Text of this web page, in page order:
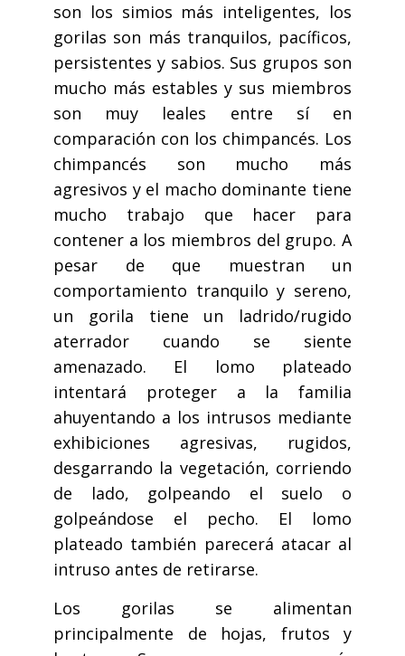
son los simios más inteligentes, los
gorilas son más tranquilos, pacíficos,
persistentes y sabios. Sus grupos son
mucho más estables y sus miembros
son muy leales entre sí en
comparación con los chimpancés. Los
chimpancés son mucho más
agresivos y el macho dominante tiene
mucho trabajo que hacer para
contener a los miembros del grupo. A
pesar de que muestran un
comportamiento tranquilo y sereno,
un gorila tiene un ladrido/rugido
aterrador cuando se siente
amenazado. El lomo plateado
intentará proteger a la familia
ahuyentando a los intrusos mediante
exhibiciones agresivas, rugidos,
desgarrando la vegetación, corriendo
de lado, golpeando el suelo o
golpeándose el pecho. El lomo
plateado también parecerá atacar al
intruso antes de retirarse.
Los gorilas se alimentan
principalmente de hojas, frutos y